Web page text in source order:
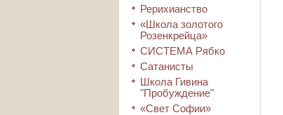
Рерихианство
«Школа золотого
Розенкрейца»
СИСТЕМА Рябко
Сатанисты
Школа Гивина
"Пробуждение"
«Свет Софии»